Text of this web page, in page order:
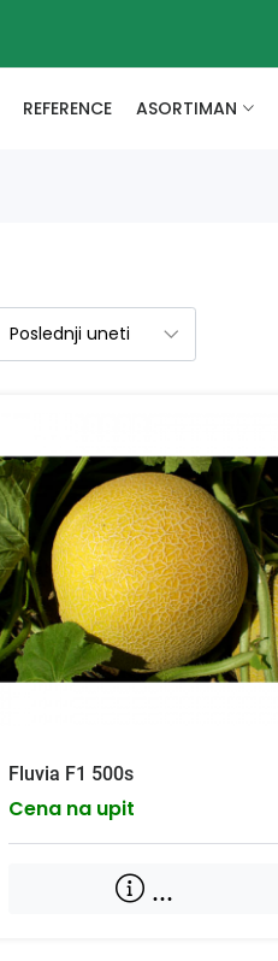
REFERENCE ASORTIMAN
Fluvia F1 500s
Cena na upit
...